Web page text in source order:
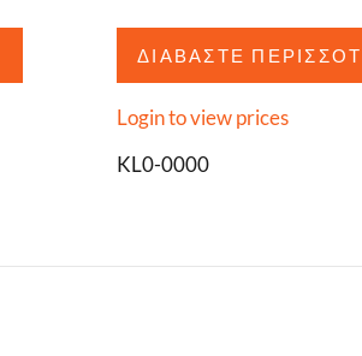
ΔΙΑΒΆΣΤΕ
Login to view prices
KL0-0000